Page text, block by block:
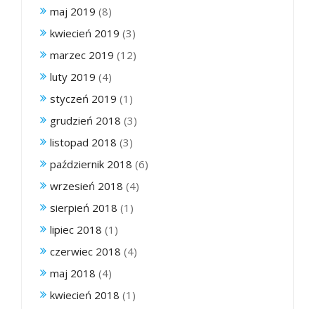
maj 2019 (8)
kwiecień 2019 (3)
marzec 2019 (12)
luty 2019 (4)
styczeń 2019 (1)
grudzień 2018 (3)
listopad 2018 (3)
październik 2018 (6)
wrzesień 2018 (4)
sierpień 2018 (1)
lipiec 2018 (1)
czerwiec 2018 (4)
maj 2018 (4)
kwiecień 2018 (1)